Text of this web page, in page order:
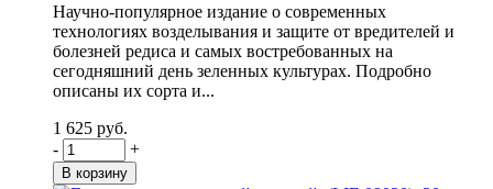
Научно-популярное издание о современных
технологиях возделывания и защите от вредителей и
болезней редиса и самых востребованных на
сегодняшний день зеленных культурах. Подробно
описаны их сорта и...
1 625 руб.
-
+